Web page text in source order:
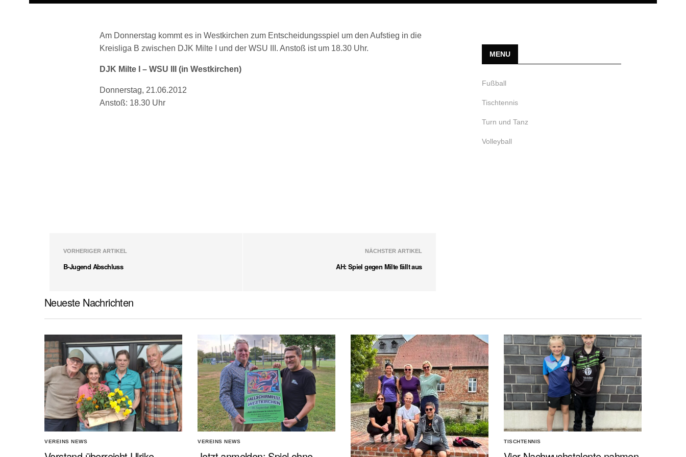
Am Donnerstag kommt es in Westkirchen zum Entscheidungsspiel um den Aufstieg in die
Kreisliga B zwischen DJK Milte I und der WSU III. Anstoß ist um 18.30 Uhr.
DJK Milte I – WSU III (in Westkirchen)
Donnerstag, 21.06.2012
Anstoß: 18.30 Uhr
VORHERIGER ARTIKEL
B-Jugend Abschluss
NÄCHSTER ARTIKEL
AH: Spiel gegen Milte fällt aus
MENU
Fußball
Tischtennis
Turn und Tanz
Volleyball
Neueste Nachrichten
VEREINS NEWS VEREINS NEWS TISCHTENNIS